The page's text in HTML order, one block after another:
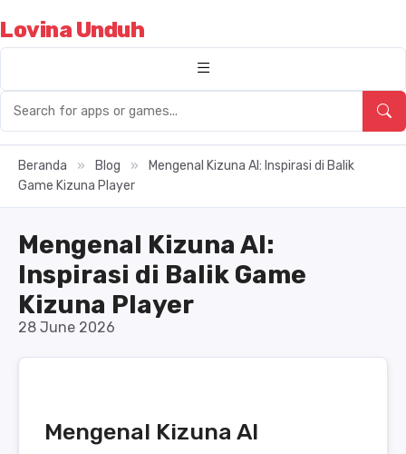
Lovina Unduh
Beranda » Blog »
Mengenal Kizuna AI: Inspirasi di Balik
Game Kizuna Player
Mengenal Kizuna AI:
Inspirasi di Balik Game
Kizuna Player
28 June 2026
Mengenal Kizuna AI